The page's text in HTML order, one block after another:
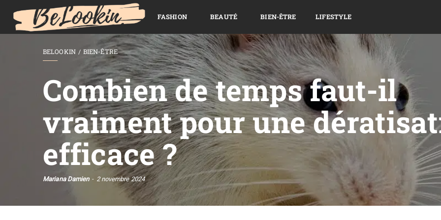
FASHION BEAUTÉ BIEN-ÊTRE LIFESTYLE
BELOOKIN BIEN-ÊTRE
Combien de temps faut-il
vraiment pour une
efficace ?
Mariana Damien 2 novembre 2024